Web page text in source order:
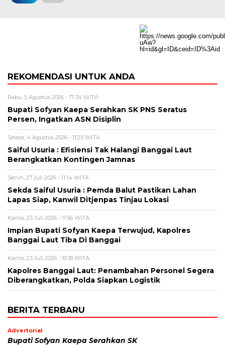
REKOMENDASI UNTUK ANDA
Rabu, 5 Agustus 2026 - 17:34 WITA
Bupati Sofyan Kaepa Serahkan SK PNS Seratus
Persen, Ingatkan ASN Disiplin
Selasa, 4 Agustus 2026 - 11:25 WITA
Saiful Usuria : Efisiensi Tak Halangi Banggai Laut
Berangkatkan Kontingen Jamnas
Senin, 27 Juli 2026 - 11:14 WITA
Sekda Saiful Usuria : Pemda Balut Pastikan Lahan
Lapas Siap, Kanwil Ditjenpas Tinjau Lokasi
Kamis, 23 Juli 2026 - 11:56 WITA
Impian Bupati Sofyan Kaepa Terwujud, Kapolres
Banggai Laut Tiba Di Banggai
Kamis, 23 Juli 2026 - 10:18 WITA
Kapolres Banggai Laut: Penambahan Personel Segera
Diberangkatkan, Polda Siapkan Logistik
BERITA TERBARU
Advertorial
Bupati Sofyan Kaepa Serahkan SK